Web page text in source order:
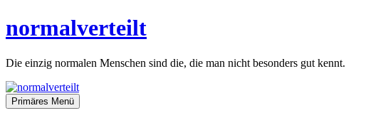
Inhalt
normalverteilt
Die einzig normalen Menschen sind die, die man nicht besonders gut kennt.
Primäres Menü